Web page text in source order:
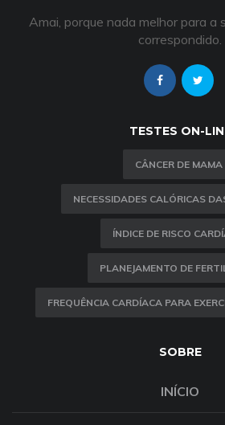
Amai, porque nada melhor para a
correspondido.
TESTES ON-
CÂNCER DE MAMA
NECESSIDADES CALÓRICAS
ÍNDICE DE RISCO
PLANEJAMENTO DE
FREQUÊNCIA CARDÍACA PARA
SOBRE
INÍCIO